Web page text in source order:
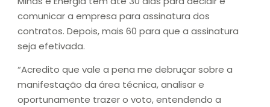
comunicar a empresa para assinatura dos
contratos. Depois, mais 60 para que a assinatura
seja efetivada.
“Acredito que vale a pena me debruçar sobre a
manifestação da área técnica, analisar e
oportunamente trazer o voto, entendendo a